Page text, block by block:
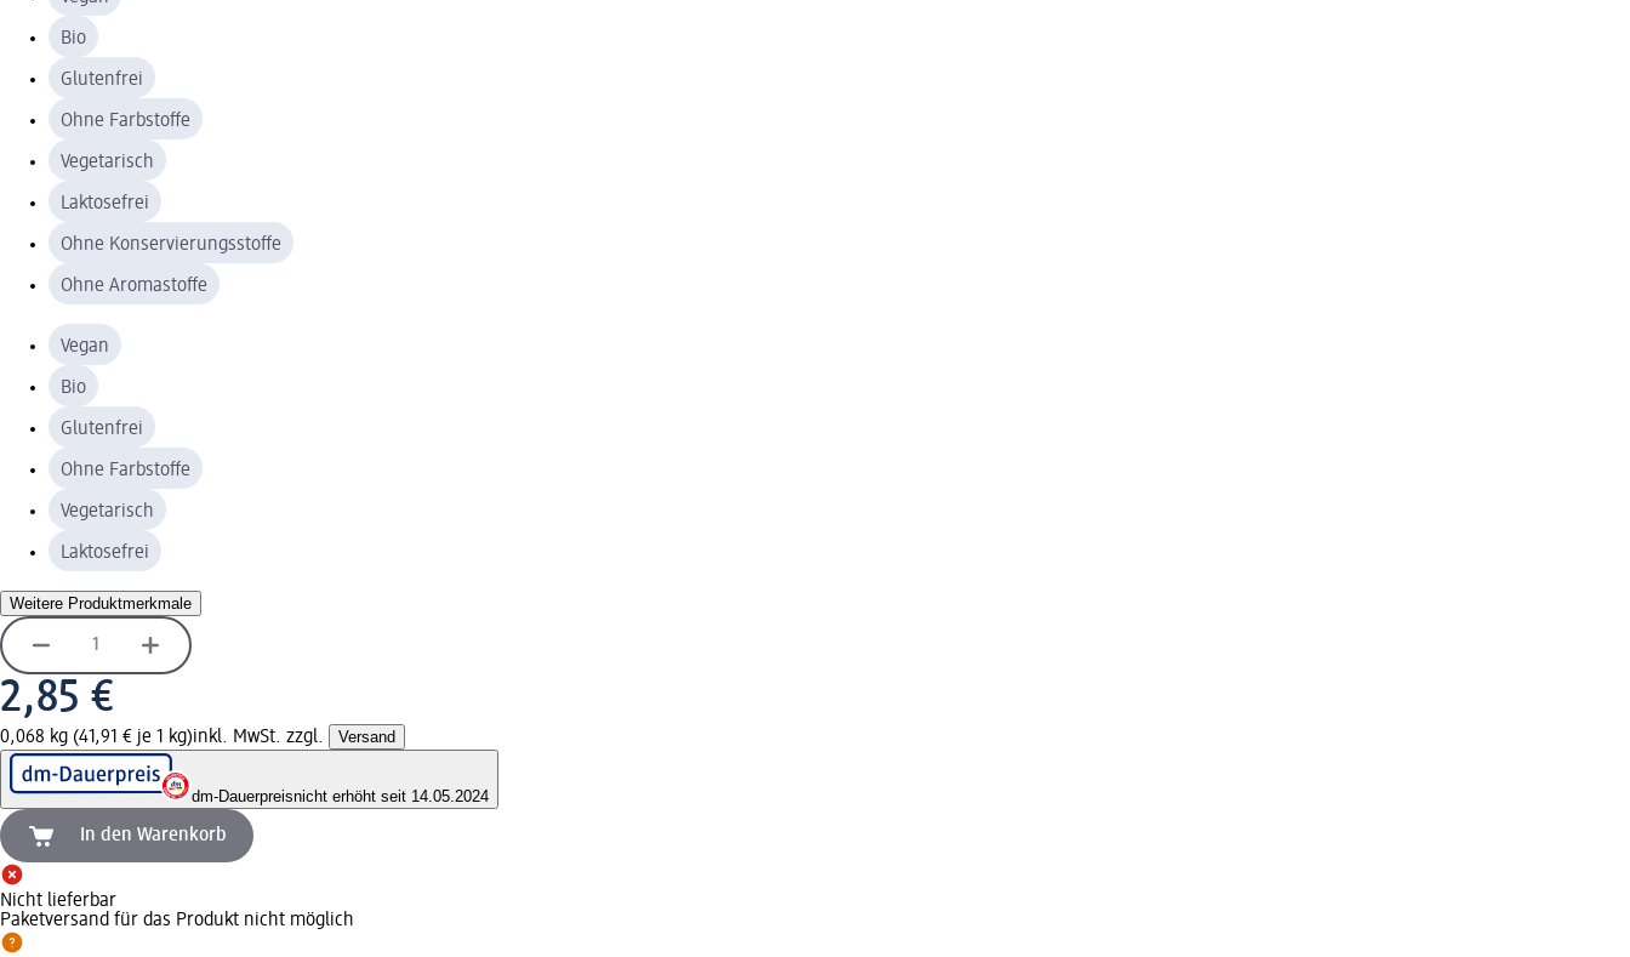
Bio
Glutenfrei
Ohne Farbstoffe
Vegetarisch
Laktosefrei
Ohne Konservierungsstoffe
Ohne Aromastoffe
Vegan
Bio
Glutenfrei
Ohne Farbstoffe
Vegetarisch
Laktosefrei
Weitere Produktmerkmale
2,85 €
0,068 kg (41,91 € je 1 kg)inkl. MwSt. zzgl. Versand
dm-Dauerpreisnicht erhöht seit 14.05.2024
In den Warenkorb
Nicht lieferbar
Paketversand für das Produkt nicht möglich